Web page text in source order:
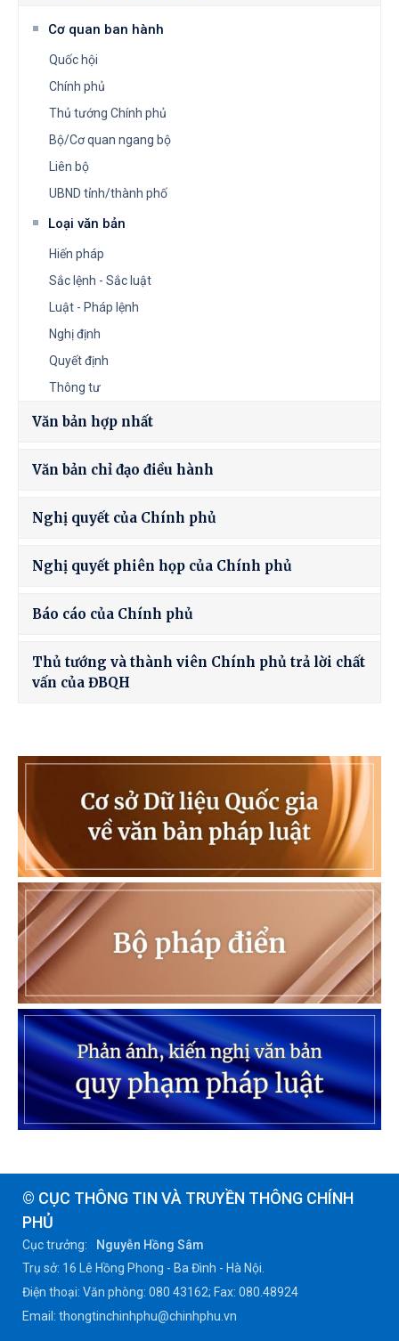
Cơ quan ban hành
Quốc hội
Chính phủ
Thủ tướng Chính phủ
Bộ/Cơ quan ngang bộ
Liên bộ
UBND tỉnh/thành phố
Loại văn bản
Hiến pháp
Sắc lệnh - Sắc luật
Luật - Pháp lệnh
Nghị định
Quyết định
Thông tư
Văn bản hợp nhất
Văn bản chỉ đạo điều hành
Nghị quyết của Chính phủ
Nghị quyết phiên họp của Chính phủ
Báo cáo của Chính phủ
Thủ tướng và thành viên Chính phủ trả lời chất
vấn của ĐBQH
© CỤC THÔNG TIN VÀ TRUYỀN THÔNG CHÍNH
PHỦ
Cục trưởng:
Nguyễn Hồng Sâm
Trụ sở: 16 Lê Hồng Phong - Ba Đình - Hà Nội.
Điện thoại: Văn phòng: 080 43162; Fax: 080.48924
Email: thongtinchinhphu@chinhphu.vn